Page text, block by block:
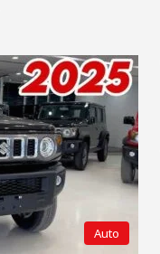
Auto